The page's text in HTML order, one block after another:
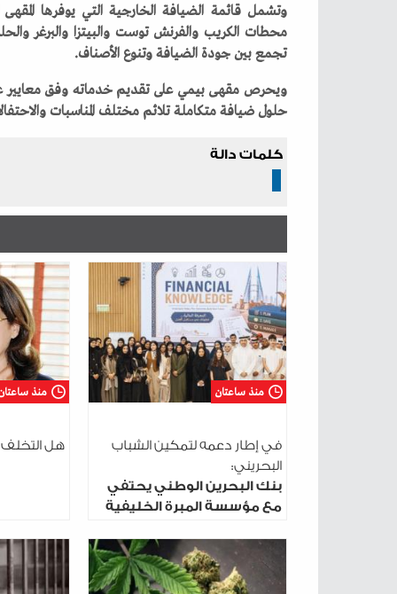
‬تجمع‭ ‬بين‭ ‬جودة‭ ‬الضيافة‭ ‬وتنوع‭ ‬الأصناف‭.‬
‬حلول‭ ‬ضيافة‭ ‬متكاملة‭ ‬تلائم‭ ‬مختلف‭ ‬المناسبات‭ ‬والاحتفالات‭.‬
كلمات دالة
منذ ساعتان
في إطار دعمه لتمكين الشباب
البحريني:
بنك البحرين الوطني يحتفي
مع مؤسسة المبرة الخليفية
2026
منذ
هل التخلف